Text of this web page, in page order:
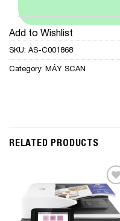
Add to Wishlist
SKU: AS-C001868
Category: MÁY SCAN
RELATED PRODUCTS
Add to
Wishlist